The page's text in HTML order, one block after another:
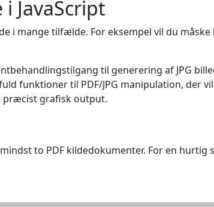
JavaScript
i mange tilfælde. For eksempel vil du
til generering af JPG
funktioner til PDF/JPG manipulation, der
præcist grafisk output.
to PDF kildedokumenter. For en hurtig